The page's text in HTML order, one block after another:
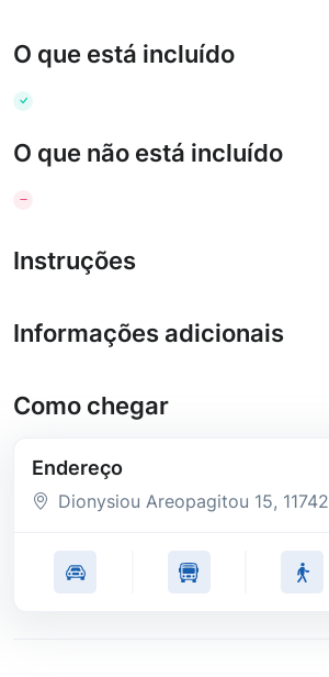
O que está incluído
O que não está incluído
Instruções
Informações adicionais
Como chegar
Endereço
Dionysiou Areopagitou 15, 11742